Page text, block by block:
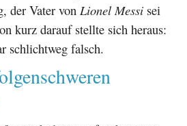
der Vater von Lionel Messi sei
kurz darauf stellte sich heraus:
schlichtweg falsch.